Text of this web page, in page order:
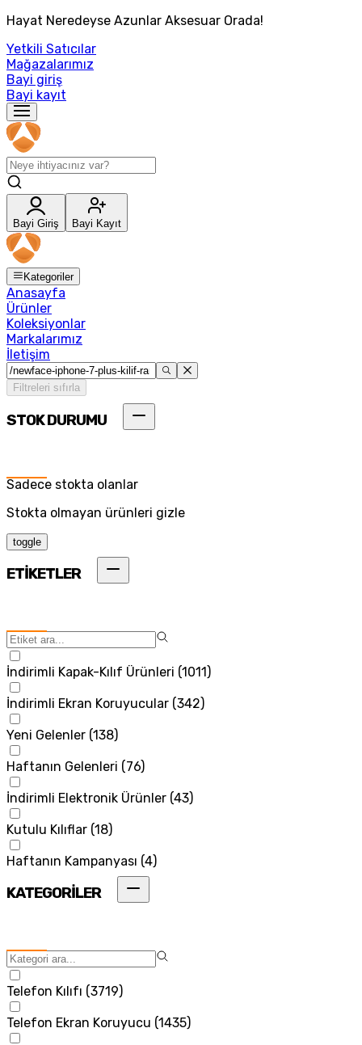
Hayat Neredeyse Azunlar Aksesuar Orada!
Yetkili Satıcılar
Mağazalarımız
Bayi giriş
Bayi kayıt
Bayi Giriş Bayi Kayıt
Kategoriler
Anasayfa
Ürünler
Koleksiyonlar
Markalarımız
İletişim
Filtreleri sıfırla
STOK DURUMU
Sadece stokta olanlar
Stokta olmayan ürünleri gizle
toggle
ETİKETLER
İndirimli Kapak-Kılıf Ürünleri (1011 )
İndirimli Ekran Koruyucular (342)
Yeni Gelenler (138)
Haftanın Gelenleri (76)
İndirimli Elektronik Ürünler (43)
Kutulu Kılıflar (18)
Haftanın Kampanyası (4)
KATEGORİLER
Telefon Kılıfı (3719)
Telefon Ekran Koruyucu (1435)